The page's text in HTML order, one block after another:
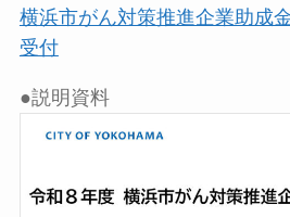
横浜市がん対策推進企業助成
受付
●説明資料